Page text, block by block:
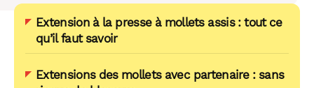
Extension à la presse à mollets assis : tout ce
qu’il faut savoir
Extensions des mollets avec partenaire : sans